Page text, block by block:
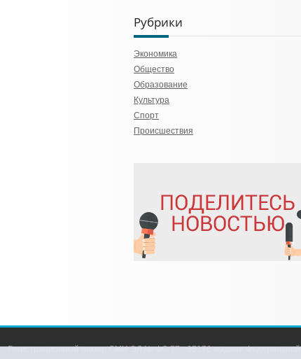
Рубрики
Экономика
Общество
Образование
Культура
Спорт
Происшествия
Регистрационный номер СМИ ЭЛ № ФС 77 - 65176 выдано Федеральной